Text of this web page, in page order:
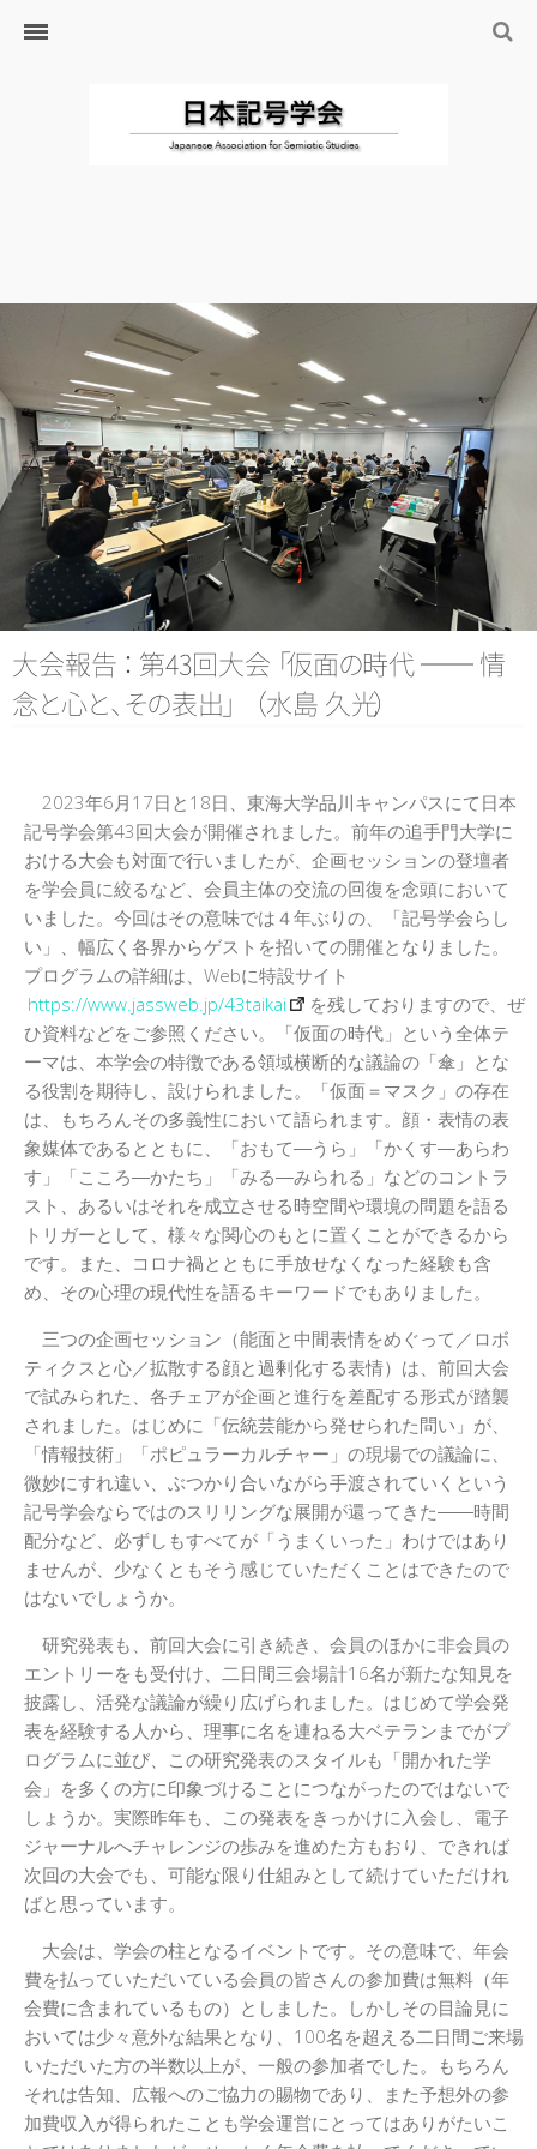
ホーム
学会の沿革
学会の出版物
ジャーナル（論文誌）
研究発表について
研究会・研究プロジェクト
日本記号学会第46回大会
（2026/7/11・7/12）「パース
記号論のフロンティア」特設ペ
ージ
大会報告： 第43回大会「仮面の時代 ── 情
念と心と、 その表出」 （水島 久 光）
2023年6月17日と18日、東海大学品川キャンパスにて日本
記号学会第43回大会が開催されました。前年の追手門大学に
おける大会も対面で行いましたが、企画セッションの登壇者
を学会員に絞るなど、会員主体の交流の回復を念頭において
いました。今回はその意味では４年ぶりの、「記号学会らし
い」、幅広く各界からゲストを招いての開催となりました。
プログラムの詳細は、Webに特設サイト
https://www.jassweb.jp/43taikai
を残しておりますので、ぜ
ひ資料などをご参照ください。「仮面の時代」という全体テ
ーマは、本学会の特徴である領域横断的な議論の「傘」とな
る役割を期待し、設けられました。「仮面＝マスク」の存在
は、もちろんその多義性において語られます。顔・表情の表
象媒体であるとともに、「おもて―うら」「かくす―あらわ
す」「こころ―かたち」「みる―みられる」などのコントラ
スト、あるいはそれを成立させる時空間や環境の問題を語る
トリガーとして、様々な関心のもとに置くことができるから
です。また、コロナ禍とともに手放せなくなった経験も含
め、その心理の現代性を語るキーワードでもありました。
三つの企画セッション（能面と中間表情をめぐって／ロボ
ティクスと心／拡散する顔と過剰化する表情）は、前回大会
で試みられた、各チェアが企画と進行を差配する形式が踏襲
されました。はじめに「伝統芸能から発せられた問い」が、
「情報技術」「ポピュラーカルチャー」の現場での議論に、
微妙にすれ違い、ぶつかり合いながら手渡されていくという
記号学会ならではのスリリングな展開が還ってきた――時間
配分など、必ずしもすべてが「うまくいった」わけではあり
ませんが、少なくともそう感じていただくことはできたので
はないでしょうか。
研究発表も、前回大会に引き続き、会員のほかに非会員の
エントリーをも受付け、二日間三会場計16名が新たな知見を
披露し、活発な議論が繰り広げられました。はじめて学会発
表を経験する人から、理事に名を連ねる大ベテランまでがプ
ログラムに並び、この研究発表のスタイルも「開かれた学
会」を多くの方に印象づけることにつながったのではないで
しょうか。実際昨年も、この発表をきっかけに入会し、電子
ジャーナルへチャレンジの歩みを進めた方もおり、できれば
次回の大会でも、可能な限り仕組みとして続けていただけれ
ばと思っています。
大会は、学会の柱となるイベントです。その意味で、年会
費を払っていただいている会員の皆さんの参加費は無料（年
会費に含まれているもの）としました。しかしその目論見に
おいては少々意外な結果となり、100名を超える二日間ご来場
いただいた方の半数以上が、一般の参加者でした。もちろん
それは告知、広報へのご協力の賜物であり、また予想外の参
加費収入が得られたことも学会運営にとってはありがたいこ